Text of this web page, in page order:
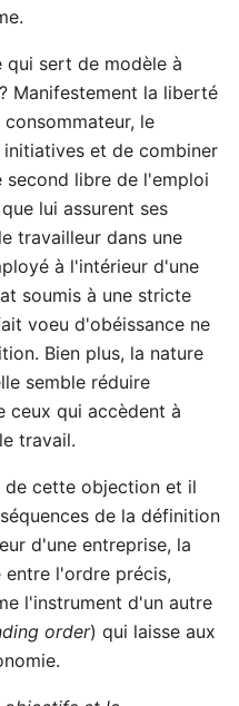
qui sert de modèle à
Manifestement la liberté
le
et de combiner
second libre de l'emploi
lui assurent ses
travailleur dans une
à l'intérieur d'une
soumis à une stricte
voeu d'obéissance ne
Bien plus, la nature
semble réduire
ceux qui accèdent à
travail.
de cette objection et il
de la définition
d'une entreprise, la
l'ordre précis,
l'instrument d'un autre
order) qui laisse aux